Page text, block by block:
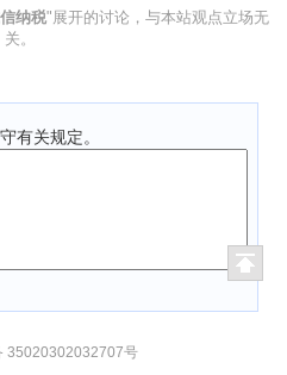
制度，三靠法制。具体的形式
信纳税营造良好的社会风气
教育。要建立以诚信为原则
实守信的道德观，并以诚实守
乃至一切社会关系之间的行为
纳税"展开的讨论，与本站观点立场无
关。
有关规定。
35020302032707号